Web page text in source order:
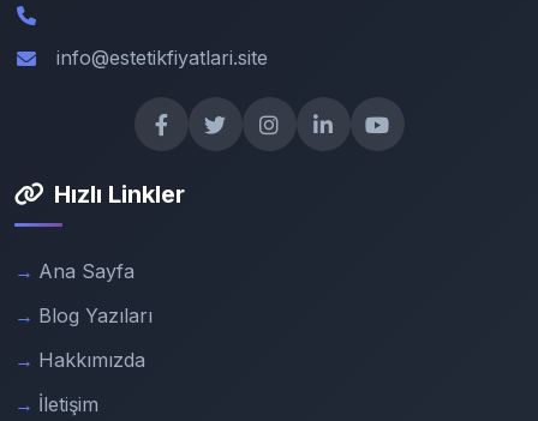
info@estetikfiyatlari.site
Hızlı Linkler
Ana Sayfa
Blog Yazıları
Hakkımızda
İletişim